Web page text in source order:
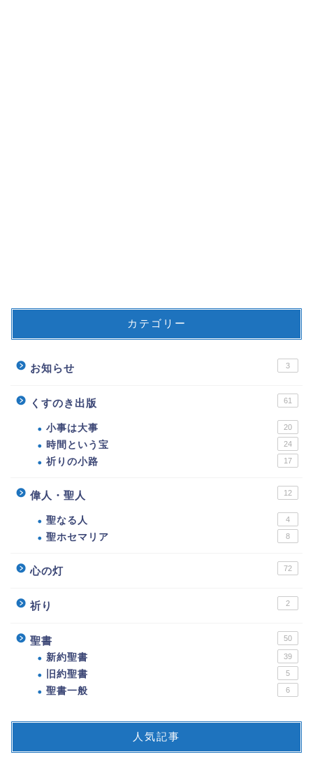
カテゴリー
お知らせ 3
くすのき出版 61
小事は大事 20
時間という宝 24
祈りの小路 17
偉人・聖人 12
聖なる人 4
聖ホセマリア 8
心の灯 72
祈り 2
聖書 50
新約聖書 39
旧約聖書 5
聖書一般 6
人気記事